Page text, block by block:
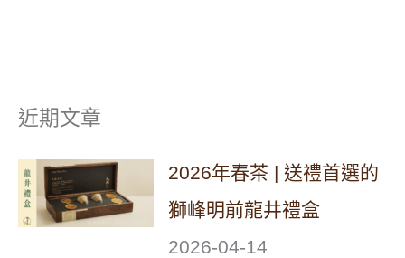
近期文章
2026年春茶 | 送禮首選的
獅峰明前龍井禮盒
2026-04-14